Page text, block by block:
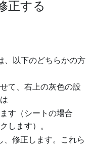
正する
、以下のどちらかの方
て、右上の灰色の設
す（シートの場合
します）。
、修正します。これら